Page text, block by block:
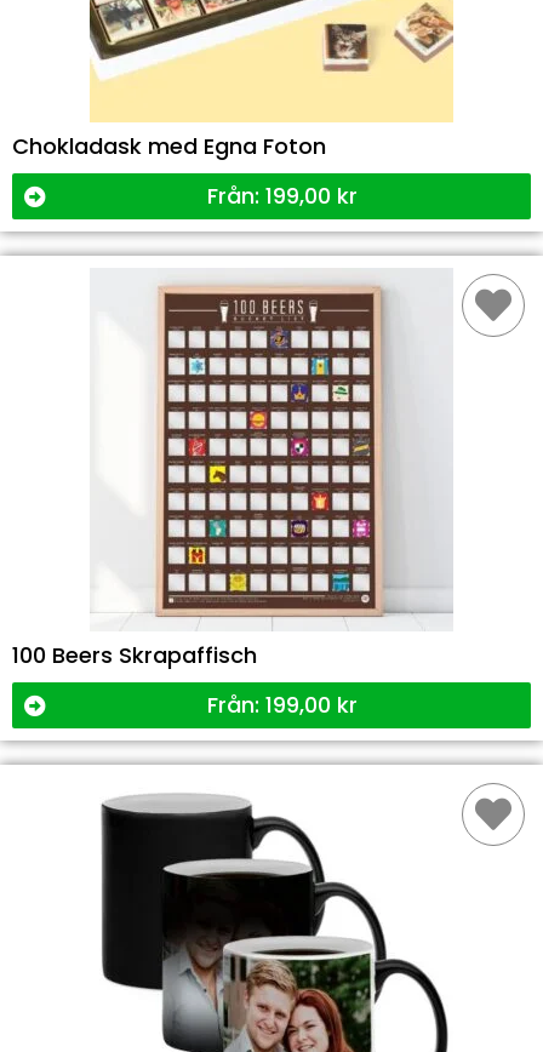
Chokladask med Egna Foton
Från: 199,00 kr
100 Beers Skrapaffisch
Från: 199,00 kr